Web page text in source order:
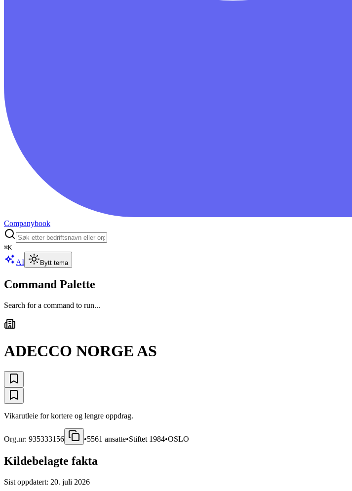
Companybook
⌘K
AI Bytt tema
Command Palette
Search for a command to run...
ADECCO NORGE AS
Vikarutleie for kortere og lengre oppdrag.
Org.nr: 935333156 •5561 ansatte•Stiftet 1984•OSLO
Kildebelagte fakta
Sist oppdatert: 20. juli 2026